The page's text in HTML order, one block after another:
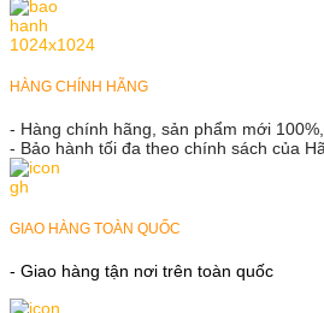
HÀNG CHÍNH HÃNG
- Hàng chính hãng, sản phẩm mới
- Bảo hành tối đa theo chính sách của
GIAO HÀNG TOÀN QUỐC
- Giao hàng tận nơi trên toàn quốc